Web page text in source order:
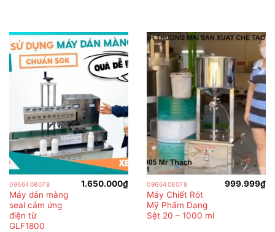
0966408078
Máy dán màng
seal cảm ứng
điện từ
GLF1800
1.650.000₫ 0966408078
Máy Chiết Rót
Mỹ Phẩm Dạng
Sệt 20 – 1000 ml
999.999₫